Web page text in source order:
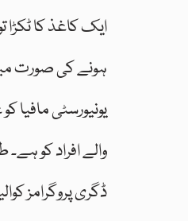
ایک کاغذ کا
ہونے کی صورت
یونیورسٹی مافیا
والے افراد کو
ڈگری پروگرامز